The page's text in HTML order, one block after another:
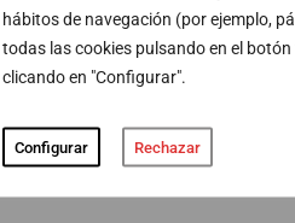
hábitos de navegación (por ejemplo,
todas las cookies pulsando en el
clicando en "Configurar".
Configurar Rechazar
y pidiendo a su
nuevamente actualidad,
Caño.